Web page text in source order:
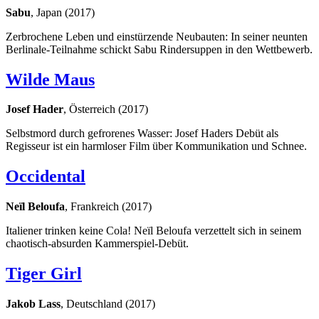
Sabu, Japan (2017)
Zerbrochene Leben und einstürzende Neubauten: In seiner neunten
Berlinale-Teilnahme schickt Sabu Rindersuppen in den Wettbewerb.
Wilde Maus
Josef Hader, Österreich (2017)
Selbstmord durch gefrorenes Wasser: Josef Haders Debüt als
Regisseur ist ein harmloser Film über Kommunikation und Schnee.
Occidental
Neïl Beloufa, Frankreich (2017)
Italiener trinken keine Cola! Neïl Beloufa verzettelt sich in seinem
chaotisch-absurden Kammerspiel-Debüt.
Tiger Girl
Jakob Lass, Deutschland (2017)